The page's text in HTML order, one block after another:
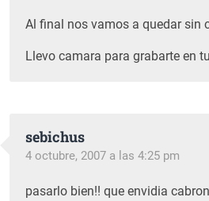
Al final nos vamos a quedar sin
Llevo camara para grabarte en
sebichus
4 octubre, 2007 a las 4:25 pm
pasarlo bien!! que envidia